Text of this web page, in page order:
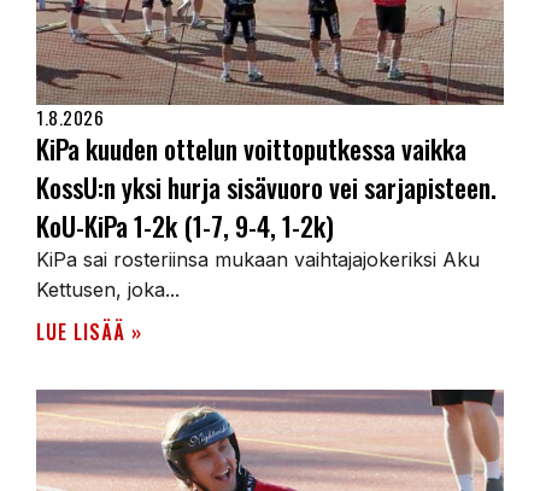
1.8.2026
KiPa kuuden ottelun voittoputkessa vaikka
KossU:n yksi hurja sisävuoro vei sarjapisteen.
KoU-KiPa 1-2k (1-7, 9-4, 1-2k)
KiPa sai rosteriinsa mukaan vaihtajajokeriksi Aku
Kettusen, joka...
LUE LISÄÄ »